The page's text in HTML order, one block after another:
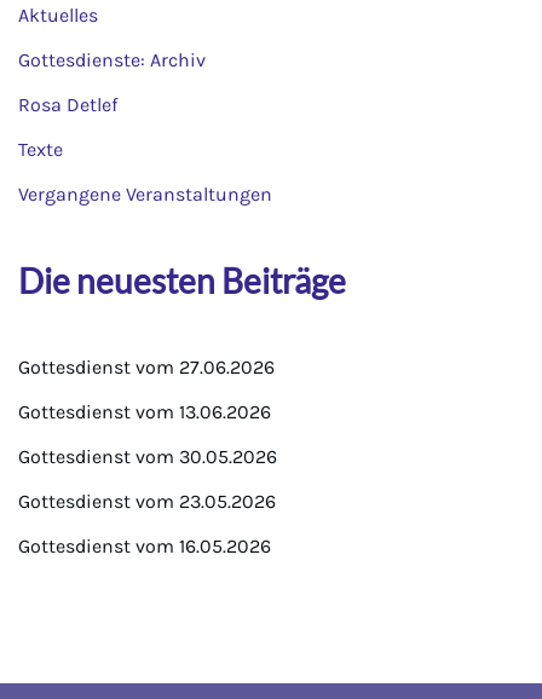
Aktuelles
Gottesdienste: Archiv
Rosa Detlef
Texte
Vergangene Veranstaltungen
Die neuesten Beiträge
Gottesdienst vom 27.06.2026
Gottesdienst vom 13.06.2026
Gottesdienst vom 30.05.2026
Gottesdienst vom 23.05.2026
Gottesdienst vom 16.05.2026